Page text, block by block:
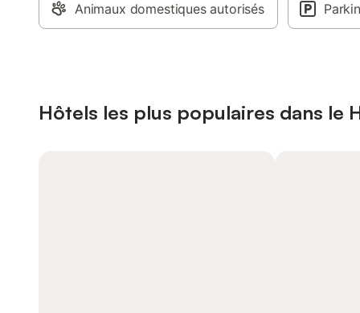
Animaux domestiques autorisés
Hôtels les plus populaires dans le